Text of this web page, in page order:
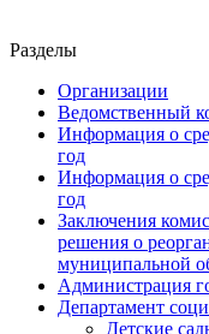
Разделы
Организации
Ведомственный
Информация о
год
Информация о
год
Заключения
решения о
муниципальной
Администрация
Департамент
Детские